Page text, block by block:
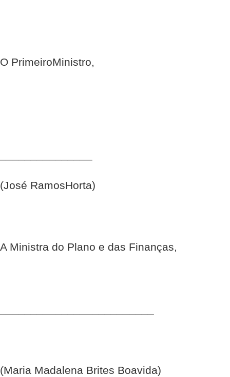
O Primeiro­Ministro,
(José Ramos­Horta)
A Ministra do Plano e das Finanças,
(Maria Madalena Brites Boavida)